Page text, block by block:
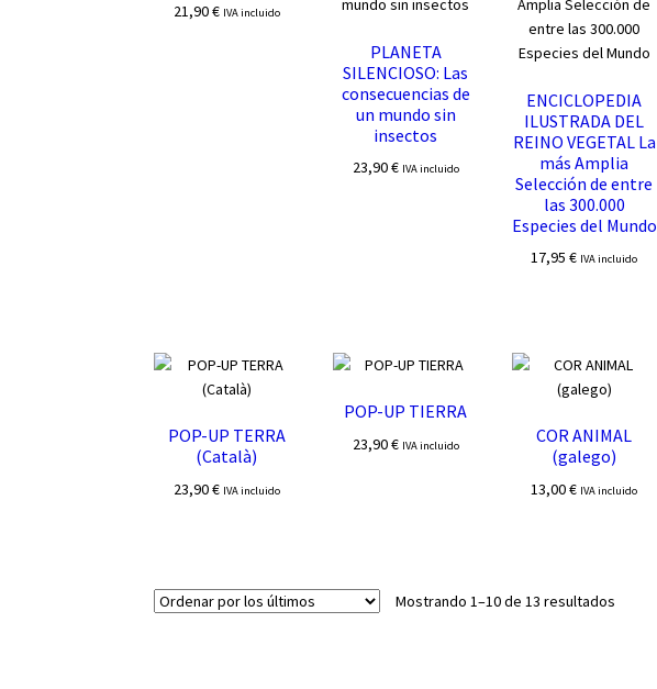
21,90€ IVA incluido
PLANETA
SILENCIOSO: Las
consecuencias de
un mundo sin
insectos
23,90€ IVA incluido
ENCICLOPEDIA
ILUSTRADA DEL
REINO VEGETAL La
más Amplia
Selección de entre
las 300.000
Especies del Mundo
17,95€ IVA incluido
POP-UP TERRA
(Català)
23,90€ IVA incluido
POP-UP TIERRA
23,90€ IVA incluido
COR ANIMAL
(galego)
13,00€ IVA incluido
Mostrando 1–10 de 13 resultados